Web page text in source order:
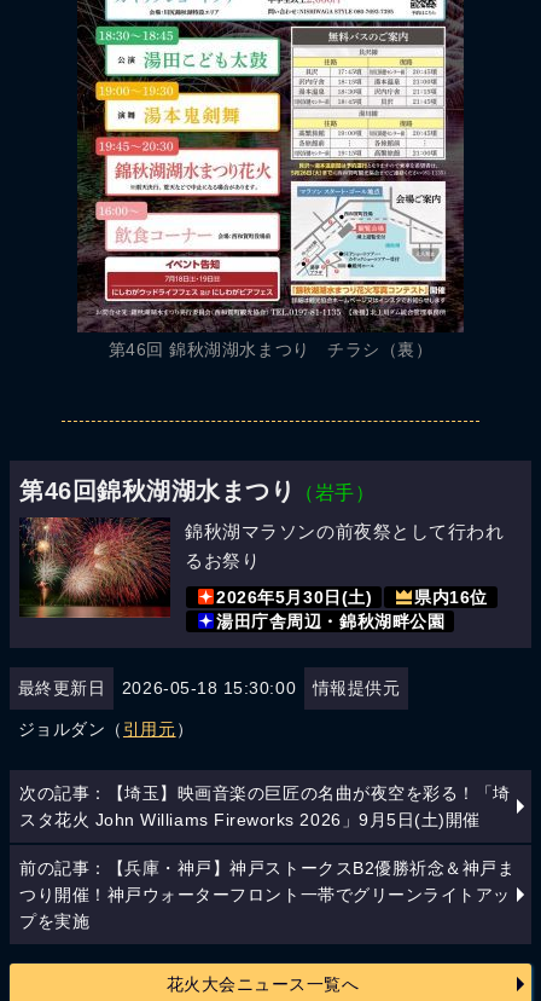
第46回 錦秋湖湖水まつり チラシ（裏）
第46回錦秋湖湖水まつり
（岩手）
錦秋湖マラソンの前夜祭として行われ
るお祭り
2026年5月30日(土)
県内16位
湯田庁舎周辺・錦秋湖畔公園
最終更新日 2026-05-18 15:30:00 情報提供元
ジョルダン（ 引用元 ）
次の記事：【埼玉】映画音楽の巨匠の名曲が夜空を彩る！「埼
スタ花火 John Williams Fireworks 2026」9月5日(土)開催
前の記事：【兵庫・神戸】神戸ストークスB2優勝祈念＆神戸ま
つり開催！神戸ウォーターフロント一帯でグリーンライトアッ
プを実施
花火大会ニュース一覧へ